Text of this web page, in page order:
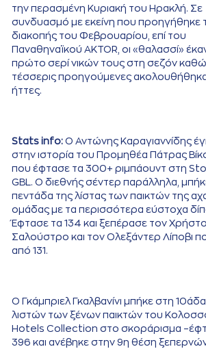
την περασμένη Κυριακή του Ηρακλή. Σε
συνδυασμό με εκείνη που προηγήθηκε
διακοπής του Φεβρουαρίου, επί του
Παναθηναϊκού AKTOR, οι «θαλασσί»
πρώτο σερί νικών τους στη σεζόν
τέσσερις προηγούμενες
ήττες.
Stats info: Ο Αντώνης Καραγιαννίδης
στην ιστορία του Προμηθέα Πάτρας
που έφτασε τα 300+ ριμπάουντ στη
GBL. Ο διεθνής σέντερ παράλληλα,
πεντάδα της λίστας των παικτών της
ομάδας με τα περισσότερα εύστοχα
Έφτασε τα 134 και ξεπέρασε τον Χρήστο
Σαλούστρο και τον Ολεξάντερ Λίποβι
από 131.
Ο Γκάμπριελ Γκαλβανίνι μπήκε στη
λιστών των ξένων παικτών του
Hotels Collection στο σκοράρισμα
396 και ανέβηκε στην 9η θέση